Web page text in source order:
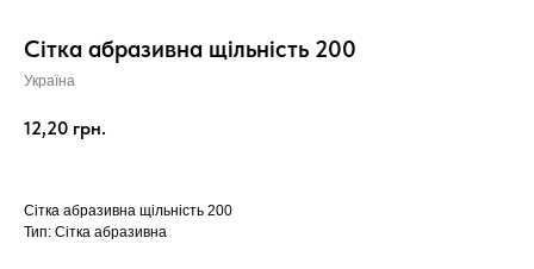
Сітка абразивна щільність 200
Україна
12,20 грн.
Сітка абразивна щільність 200
Тип: Сітка абразивна